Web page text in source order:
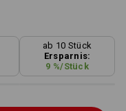
ab 10 Stück
Ersparnis:
9 %/Stück